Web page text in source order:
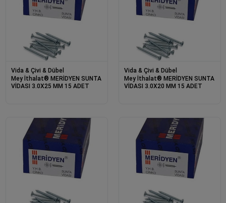
Vida & Çivi & Dübel
Mey İthalat® MERİDYEN SUNTA
VİDASI 3.0X25 MM 15 ADET
Vida & Çivi & Dübel
Mey İthalat® MERİDYEN SUNTA
VİDASI 3.0X20 MM 15 ADET